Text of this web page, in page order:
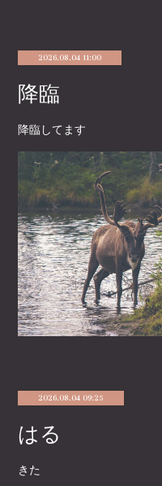
2026.08.04 11:00
降臨
降臨してます
2026.08.04 09:25
はる
きた